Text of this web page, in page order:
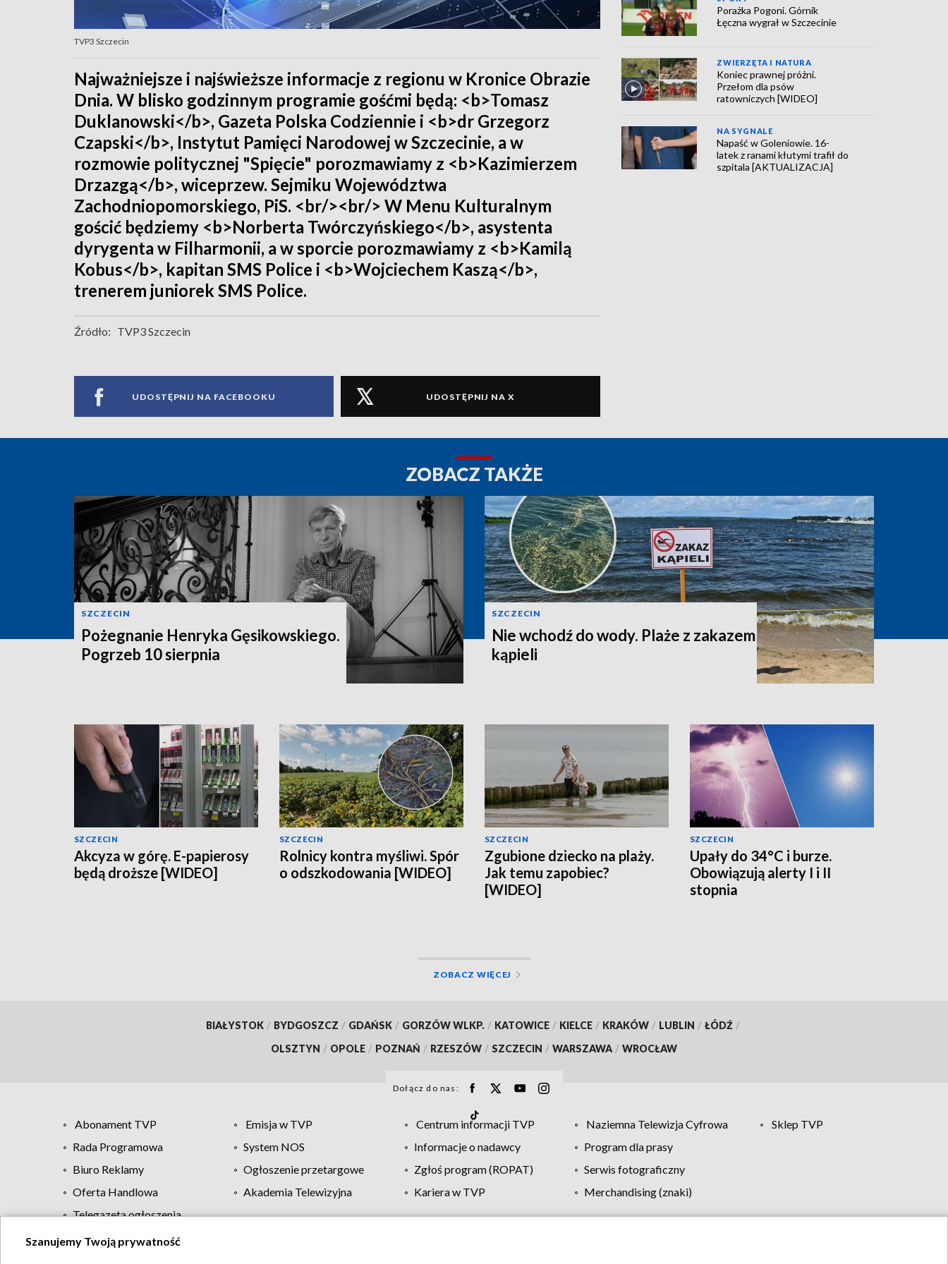
TVP3 Szczecin
Najważniejsze i najświeższe informacje z regionu w Kronice Obrazie
Dnia. W blisko godzinnym programie gośćmi będą: <b>Tomasz
Duklanowski</b>, Gazeta Polska Codziennie i <b>dr Grzegorz
Czapski</b>, Instytut Pamięci Narodowej w Szczecinie, a w
rozmowie politycznej "Spięcie" porozmawiamy z <b>Kazimierzem
Drzazgą</b>, wiceprzew. Sejmiku Województwa
Zachodniopomorskiego, PiS. <br/><br/> W Menu Kulturalnym
gościć będziemy <b>Norberta Twórczyńskiego</b>, asystenta
dyrygenta w Filharmonii, a w sporcie porozmawiamy z <b>Kamilą
Kobus</b>, kapitan SMS Police i <b>Wojciechem Kaszą</b>,
trenerem juniorek SMS Police.
Źródło: TVP3 Szczecin
UDOSTĘPNIJ NA FACEBOOKU UDOSTĘPNIJ NA X
Porażka Pogoni. Górnik
Łęczna wygrał w Szczecinie
ZWIERZĘTA I NATURA
Koniec prawnej próżni.
Przełom dla psów
ratowniczych [WIDEO]
NA SYGNALE
Napaść w Goleniowie. 16-
latek z ranami kłutymi trafił do
szpitala [AKTUALIZACJA]
ZOBACZ TAKŻE
SZCZECIN
Pożegnanie Henryka Gęsikowskiego.
Pogrzeb 10 sierpnia
SZCZECIN
Nie wchodź do wody. Plaże z zakazem
kąpieli
SZCZECIN
Akcyza w górę. E-papierosy
będą droższe [WIDEO]
SZCZECIN
Rolnicy kontra myśliwi. Spór
o odszkodowania [WIDEO]
SZCZECIN
Zgubione dziecko na plaży.
Jak temu zapobiec?
[WIDEO]
SZCZECIN
Upały do 34°C i burze.
Obowiązują alerty I i II
stopnia
ZOBACZ WIĘCEJ
BIAŁYSTOK / BYDGOSZCZ / GDAŃSK / GORZÓW WLKP. / KATOWICE / KIELCE / KRAKÓW / LUBLIN / ŁÓDŹ /
OLSZTYN / OPOLE / POZNAŃ / RZESZÓW / SZCZECIN / WARSZAWA / WROCŁAW
Dołącz do nas:
Abonament TVP Emisja w TVP Centrum informacji TVP Naziemna Telewizja Cyfrowa
Sklep TVP
Rada Programowa
System NOS Informacje o nadawcy
Program dla prasy
Biuro Reklamy
Ogłoszenie przetargowe Zgłoś program (ROPAT)
Serwis fotograficzny
Oferta Handlowa
Akademia Telewizyjna Kariera w TVP
Merchandising (znaki)
Telegazeta ogłoszenia
Szanujemy Twoją prywatność